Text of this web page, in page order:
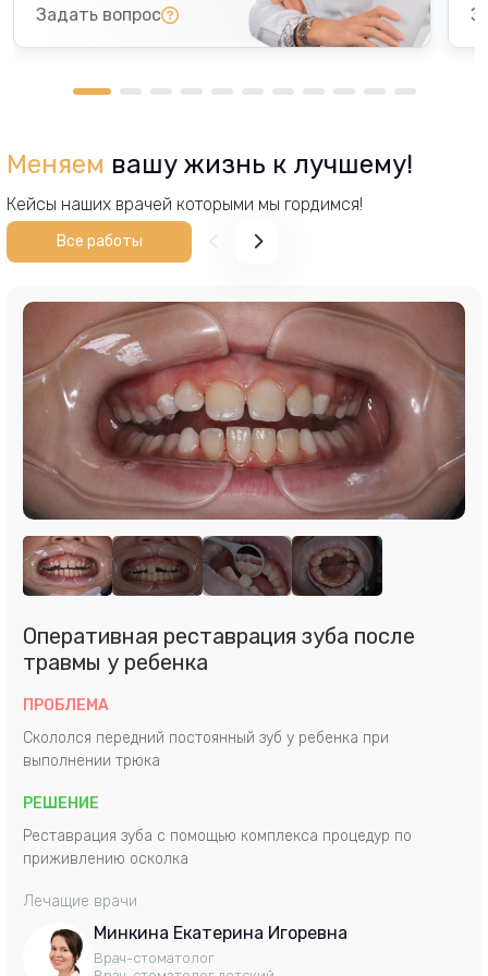
Задать вопрос
О сотруднике
Создание профессиональной команды
Опыт в управлении сложными процессами
Репутация ответственного лидера
Создание комфортной атмосферы
Меняем вашу жизнь к лучшему!
Кейсы наших врачей которыми мы гордимся!
Все работы
Оперативная реставрация зуба после
травмы у ребенка
ПРОБЛЕМА
Скололся передний постоянный зуб у ребенка при
выполнении трюка
РЕШЕНИЕ
Реставрация зуба с помощью комплекса процедур по
приживлению осколка
Лечащие врачи
Минкина Екатерина Игоревна
Врач-стоматолог